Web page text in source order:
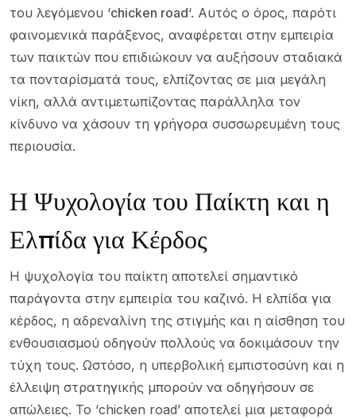
του λεγόμενου ‘chicken road‘. Αυτός ο όρος, παρότι
φαινομενικά παράξενος, αναφέρεται στην εμπειρία
των παικτών που επιδιώκουν να αυξήσουν σταδιακά
τα πονταρίσματά τους, ελπίζοντας σε μια μεγάλη
νίκη, αλλά αντιμετωπίζοντας παράλληλα τον
κίνδυνο να χάσουν τη γρήγορα συσσωρευμένη τους
περιουσία.
Η Ψυχολογία του Παίκτη και η
Ελπίδα για Κέρδος
Η ψυχολογία του παίκτη αποτελεί σημαντικό
παράγοντα στην εμπειρία του καζινό. Η ελπίδα για
κέρδος, η αδρεναλίνη της στιγμής και η αίσθηση του
ενθουσιασμού οδηγούν πολλούς να δοκιμάσουν την
τύχη τους. Ωστόσο, η υπερβολική εμπιστοσύνη και η
έλλειψη στρατηγικής μπορούν να οδηγήσουν σε
απώλειες. Το ‘chicken road’ αποτελεί μια μεταφορά